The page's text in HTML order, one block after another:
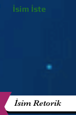
İsim İste
İsim Retorik